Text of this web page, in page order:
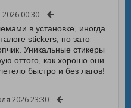
00:30
в установке, иногда
stickers, но зато
Уникальные стикеры
оттого, как хорошо они
быстро и без лагов!
2026 23:30